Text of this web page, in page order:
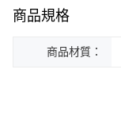
商品規格
商品材質：